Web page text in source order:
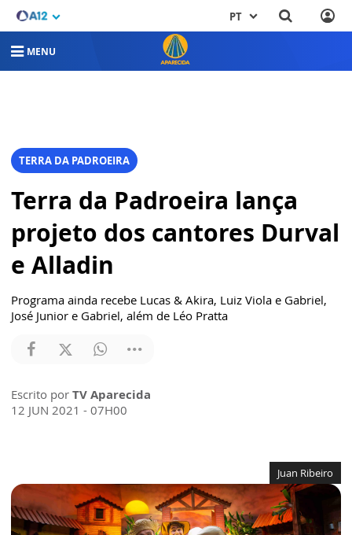
PT
MENU
TERRA DA PADROEIRA
Terra da Padroeira lança
projeto dos cantores Durval
e Alladin
Programa ainda recebe Lucas & Akira, Luiz Viola e Gabriel,
José Junior e Gabriel, além de Léo Pratta
Escrito por TV Aparecida
12 JUN 2021 - 07H00
Juan Ribeiro